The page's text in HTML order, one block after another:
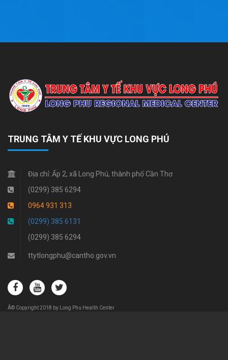
TRUNG TÂM Y TẾ KHU VỰC LONG PHÚ
Địa chỉ: Ấp 2, xã Long Phú, thành phố Cần Thơ
(0299) 385 6294
0964 931 313
(0299) 385 6131
(0299) 385 6294
ttytlongphu@cantho.gov.vn
Â© Copyright 2018 by Long Phu Health Center